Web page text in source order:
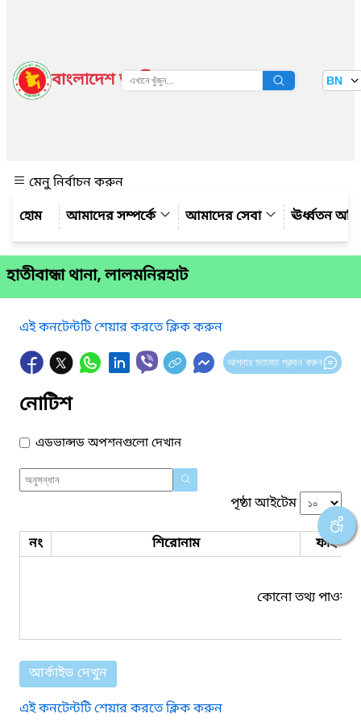
বাংলাদেশ জাতীয় তথ্য বাতায়ন BN
মেনু নির্বাচন করুন
আমাদের সম্পর্কে
আমাদের সেবা ঊর্ধ্বতন
হাতীবান্ধা থানা, লালমনিরহাট
এই কনটেন্টটি শেয়ার করতে ক্লিক করুন
আপনার মতামত প্রদান করুন
নোটিশ
এডভান্সড অপশনগুলো দেখান
পৃষ্ঠা আইটেম
নং শিরোনাম ফাইল
কোনো তথ্য পাওয়া
আর্কাইভ দেখুন
এই কনটেন্টটি শেয়ার করতে ক্লিক করুন